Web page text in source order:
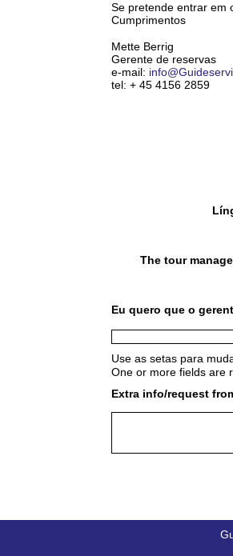
Se pretende entrar em
Cumprimentos
Mette Berrig
Gerente de reservas
e-mail:
tel: + 45 4156 2859
The tour
Eu quero que o
Use as setas para
One or more fields are
Extra info/request